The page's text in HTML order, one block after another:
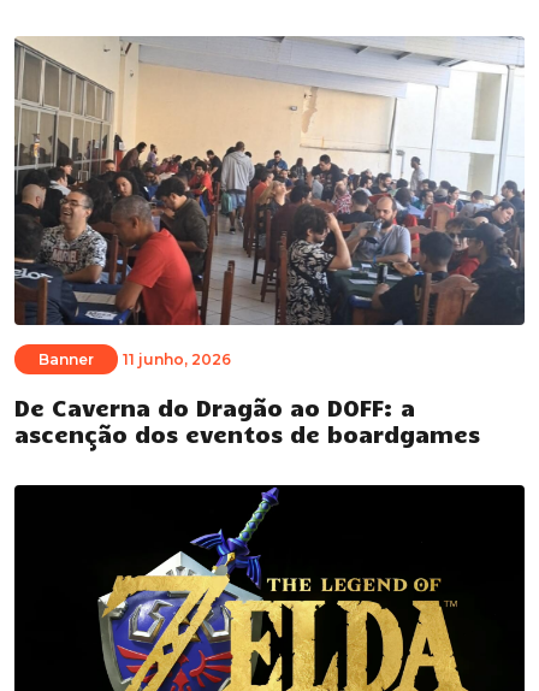
Banner 11 junho, 2026
De Caverna do Dragão ao DOFF: a
ascenção dos eventos de boardgames